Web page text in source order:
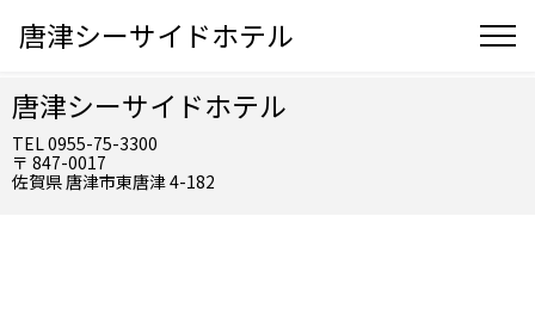
唐津シーサイドホテル
唐津シーサイドホテル
TEL 0955-75-3300
〒 847-0017
佐賀県 唐津市東唐津 4-182